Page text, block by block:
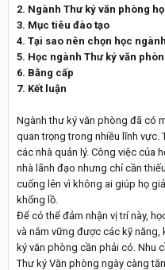
2. Ngành Thư ký văn phòng
3. Mục tiêu đào tạo
4. Tại sao nên chọn học
5. Học ngành Thư ký văn
6. Bằng cấp
7. Kết luận
Ngành thư ký văn phòng đã có
quan trọng trong nhiều lĩnh
các nhà quản lý. Công việc của
nhà lãnh đạo nhưng chỉ cần
cuống lên vì không ai giúp họ
khổng lồ.
Để có thể đảm nhận vị trí này,
và nắm vững được các kỹ
ký văn phòng cần phải có. Nhu
Thư ký Văn phòng ngày càng